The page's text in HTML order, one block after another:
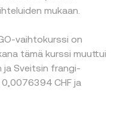
mukaan.
vaihtokurssi on
tämä kurssi muuttui
ja Sveitsin frangi-
CHF ja